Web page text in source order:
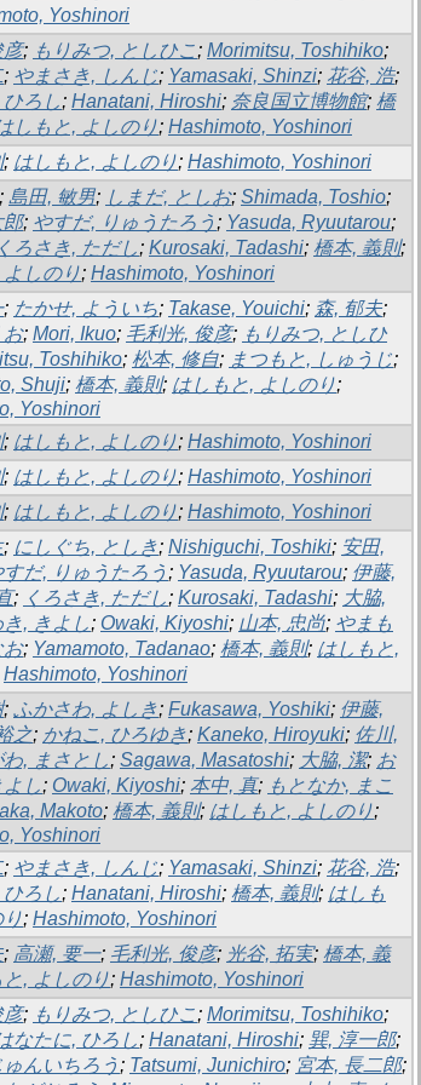
Yoshinori
彦; もりみつ, としひこ; Morimitsu, Toshihiko;
; やまさき, しんじ; Yamasaki, Shinzi; 花谷, 浩;
ろし; Hanatani, Hiroshi; 奈良国立博物館; 橋
しもと, よしのり; Hashimoto, Yoshinori
; はしもと, よしのり; Hashimoto, Yoshinori
; 島田, 敏男; しまだ, としお; Shimada, Toshio;
郎; やすだ, りゅうたろう ; Yasuda, Ryuutarou;
くろさき, ただし; Kurosaki, Tadashi; 橋本, 義則;
しのり; Hashimoto, Yoshinori
; たかせ, よういち; Takase, Youichi; 森, 郁夫;
お; Mori, Ikuo; 毛利光, 俊彦; もりみつ, としひ
Toshihiko; 松本, 修自; まつもと, しゅうじ;
Shuji; 橋本, 義則; はしもと, よしのり;
Yoshinori
; はしもと, よしのり; Hashimoto, Yoshinori
; はしもと, よしのり; Hashimoto, Yoshinori
; はしもと, よしのり; Hashimoto, Yoshinori
; にしぐち, としき; Nishiguchi, Toshiki; 安田,
すだ, りゅうたろう ; Yasuda, Ryuutarou; 伊藤,
; くろさき, ただし; Kurosaki, Tadashi; 大脇,
, きよし; Owaki, Kiyoshi; 山本, 忠尚; やまも
お; Yamamoto, Tadanao; 橋本, 義則; はしもと,
Hashimoto, Yoshinori
; ふかさわ, よしき; Fukasawa, Yoshiki; 伊藤,
之; かねこ, ひろゆき; Kaneko, Hiroyuki; 佐川,
わ, まさとし; Sagawa, Masatoshi; 大脇, 潔; お
し; Owaki, Kiyoshi; 本中, 真; もとなか, まこ
Makoto; 橋本, 義則; はしもと, よしのり;
Yoshinori
; やまさき, しんじ; Yamasaki, Shinzi; 花谷, 浩;
ろし; Hanatani, Hiroshi; 橋本, 義則; はしも
り; Hashimoto, Yoshinori
; 高瀬, 要一; 毛利光, 俊彦; 光谷, 拓実; 橋本, 義
, よしのり; Hashimoto, Yoshinori
彦; もりみつ, としひこ; Morimitsu, Toshihiko;
なたに, ひろし; Hanatani, Hiroshi; 巽, 淳一郎;
んいちろう ; Tatsumi, Junichiro; 宮本, 長二郎;